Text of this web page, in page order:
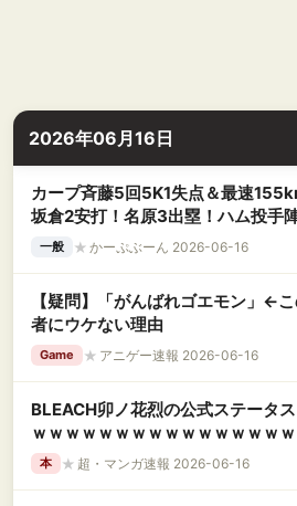
2026年06月16日
カープ斉藤5回5K1失点＆最速
坂倉2安打！名原3出塁！ハム投手
8度目の完封負け【広島0-2日ハム/
一般 ★ かーぷぶーん 2026-06-16
【疑問】「がんばれゴエモン」←
者にウケない理由
Game ★ アニゲー速報 2026-06-16
BLEACH卯ノ花烈の公式ステータ
ｗｗｗｗｗｗｗｗｗｗｗｗｗｗｗ
本 ★ 超・マンガ速報 2026-06-16